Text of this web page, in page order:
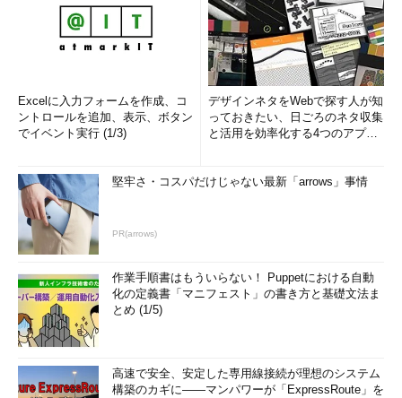
Excelに入力フォームを作成、コ
ントロールを追加、表示、ボタン
でイベント実行 (1/3)
デザインネタをWebで探す人が知
っておきたい、日ごろのネタ収集
と活用を効率化する4つのアプリ
堅牢さ・コスパだけじゃない最新「arrows」事情
PR(arrows)
作業手順書はもういらない！ Puppetにおける自動
化の定義書「マニフェスト」の書き方と基礎文法ま
とめ (1/5)
高速で安全、安定した専用線接続が理想のシステム
構築のカギに――マンパワーが「ExpressRoute」を